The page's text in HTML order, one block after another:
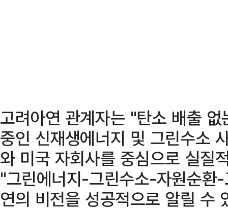
고려아연 관계자는 "탄소 배출
중인 신재생에너지 및 그린수소
와 미국 자회사를 중심으로 실질
"그린에너지-그린수소-자원순환
연의 비전을 성공적으로 알릴 수